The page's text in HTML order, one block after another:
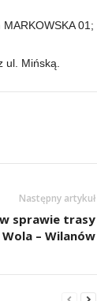
01;
ul. Mińską.
Następny artykuł
sprawie trasy
– Wilanów